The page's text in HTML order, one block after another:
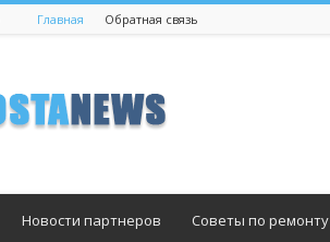
Главная Обратная связь
Новости партнеров Советы по ремонту